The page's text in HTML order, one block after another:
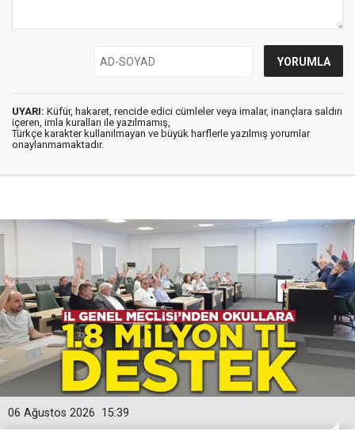
UYARI: Küfür, hakaret, rencide edici cümleler veya imalar, inançlara saldırı
içeren, imla kuralları ile yazılmamış,
Türkçe karakter kullanılmayan ve büyük harflerle yazılmış yorumlar
onaylanmamaktadır.
15:39
06 Ağustos 2026